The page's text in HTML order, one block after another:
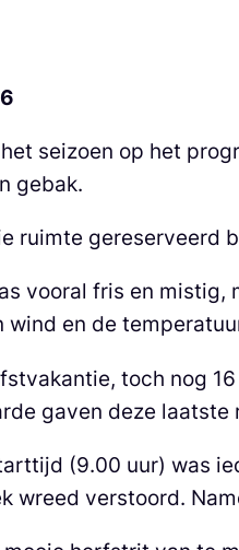
seizoen op het
gebak.
ruimte gereserveerd
vooral fris en
en de
toch nog
gaven deze laatste
(9.00 uur) was
wreed verstoord.